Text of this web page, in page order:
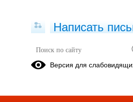
Публикации за
Написать
Версия для